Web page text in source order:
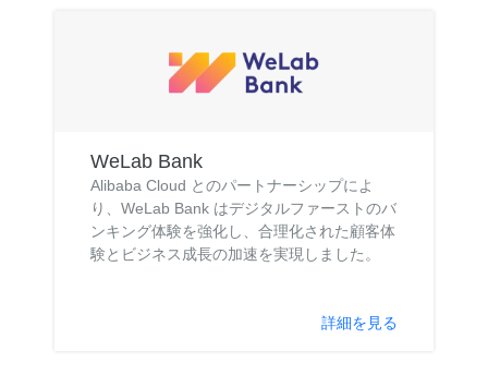
WeLab Bank
Alibaba Cloud とのパートナーシップによ
り、WeLab Bank はデジタルファーストのバ
ンキング体験を強化し、合理化された顧客体
験とビジネス成長の加速を実現しました。
詳細を見る